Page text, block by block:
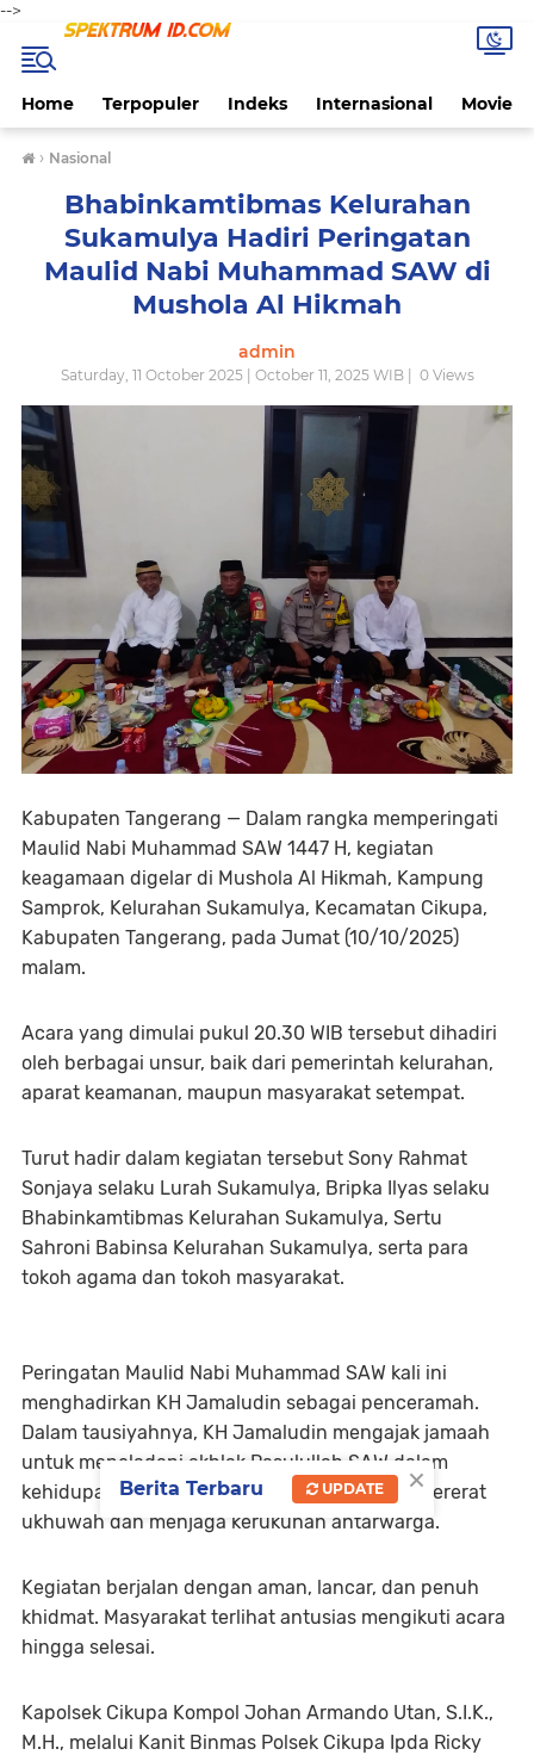
-->
Home Terpopuler Indeks Internasional Movie
› Nasional
Bhabinkamtibmas Kelurahan
Sukamulya Hadiri Peringatan
Maulid Nabi Muhammad SAW di
Mushola Al Hikmah
admin
Saturday, 11 October 2025 | October 11, 2025 WIB | 0Views
Kabupaten Tangerang — Dalam rangka memperingati
Maulid Nabi Muhammad SAW 1447 H, kegiatan
keagamaan digelar di Mushola Al Hikmah, Kampung
Samprok, Kelurahan Sukamulya, Kecamatan Cikupa,
Kabupaten Tangerang, pada Jumat (10/10/2025)
malam.
Acara yang dimulai pukul 20.30 WIB tersebut dihadiri
oleh berbagai unsur, baik dari pemerintah kelurahan,
aparat keamanan, maupun masyarakat setempat.
Turut hadir dalam kegiatan tersebut Sony Rahmat
Sonjaya selaku Lurah Sukamulya, Bripka Ilyas selaku
Bhabinkamtibmas Kelurahan Sukamulya, Sertu
Sahroni Babinsa Kelurahan Sukamulya, serta para
tokoh agama dan tokoh masyarakat.
Peringatan Maulid Nabi Muhammad SAW kali ini
menghadirkan KH Jamaludin sebagai penceramah.
Dalam tausiyahnya, KH Jamaludin mengajak jamaah
untuk meneladani akhlak Rasulullah SAW dalam
kehidupan sehari-hari, terutama dalam mempererat
ukhuwah dan menjaga kerukunan antarwarga.
Kegiatan berjalan dengan aman, lancar, dan penuh
khidmat. Masyarakat terlihat antusias mengikuti acara
hingga selesai.
Kapolsek Cikupa Kompol Johan Armando Utan, S.I.K.,
M.H., melalui Kanit Binmas Polsek Cikupa Ipda Ricky
×
Berita Terbaru UPDATE